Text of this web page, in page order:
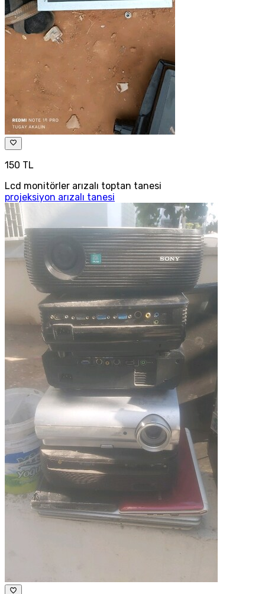
150 TL
Lcd monitörler arızalı toptan tanesi
projeksiyon arızalı tanesi